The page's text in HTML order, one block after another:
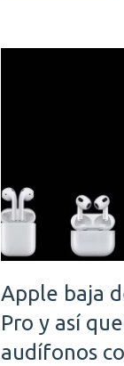
Apple baja
Pro y así
audífonos